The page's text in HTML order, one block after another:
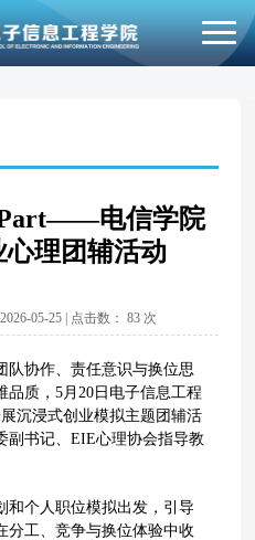
Part——电信学院
理团辅活动
05-25 | 点击数： 83次
队协作、责任意识与换位思
品质，5月20日电子信息工程
沉浸式创业模拟主题团辅活
副书记、EIE心理协会指导教
和个人职位模拟出发，引导
分工、竞争与换位体验中收